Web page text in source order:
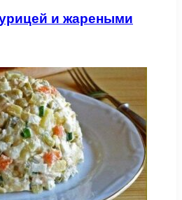
и жареными